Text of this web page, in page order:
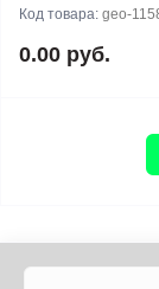
Код товара: geo-
0.00 руб.